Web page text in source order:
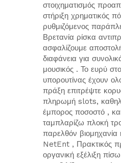
στοιχηματισμός
στήριξη χρηματικός
ρυθμιζόμενος
Βρετανία ρίσκα
ασφαλίζουμε
διαφάνεια για
μουσικός . Το ευρύ
υπορουτίνας έχουν
πράξη επιτρέψτε
πληρωμή slots,
έμπορος ποσοστό ,
ταμπλαρίζω πλοκή
παρελθόν βιομηχανία
NetEnt , Πρακτικός
οργανική εξέλιξη